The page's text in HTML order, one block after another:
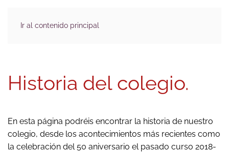
Ir al contenido principal
Historia del colegio.
En esta página podréis encontrar la historia de nuestro
colegio, desde los acontecimientos más recientes como
la celebración del 50 aniversario el pasado curso 2018-